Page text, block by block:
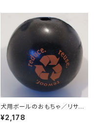
犬用ボールのおもちゃ／リサイ
クルボール
¥2,178